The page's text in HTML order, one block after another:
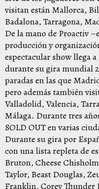
visitan están Mallorca,
Badalona, Tarragona,
De la mano de Proactiv
producción y
espectacular show llega a
durante su gira mundial
paradas en las que
pero además también
Valladolid, Valencia,
Málaga. Durante tres
SOLD OUT en varias
Durante su gira por
con una lista repleta de
Bruton, Cheese
Taylor, Beast Douglas,
Franklin, Corey Thunder